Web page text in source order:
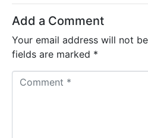
Add a Comment
Your email address will not
fields are marked *